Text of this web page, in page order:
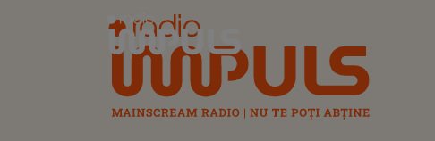
Radio Impuls